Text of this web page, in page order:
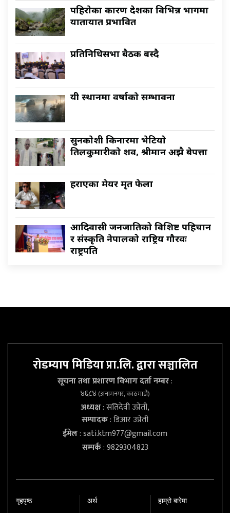
पहिराेका कारण देशका विभिन्न भागमा
यातायात प्रभावित
प्रतिनिधिसभा बैठक बस्दै
यी स्थानमा वर्षाकाे सम्भावना
सुनकाेशी किनारमा भेटियाे
तिलकुमारीकाे शव, श्रीमान अझै बेपत्ता
हराएका मेयर मृत फेला
आदिवासी जनजातिको विशिष्ट पहिचान
र संस्कृति नेपालको राष्ट्रिय गौरवः
राष्ट्रपति
रोडम्याप मिडिया प्रा.लि. द्वारा सञ्चालित
सूचना तथा प्रशारण विभाग दर्ता नम्बर:
४६८४(अनामनगर, काठमाडौं)
अध्यक्ष: सतिदेवी उप्रेती,
सम्पादक: डिआर उप्रेती
ईमेल:sati.ktm977@gmail.com
सम्पर्क: 9829304823
गृहपृष्‍ठ अर्थ हाम्रो बारेमा